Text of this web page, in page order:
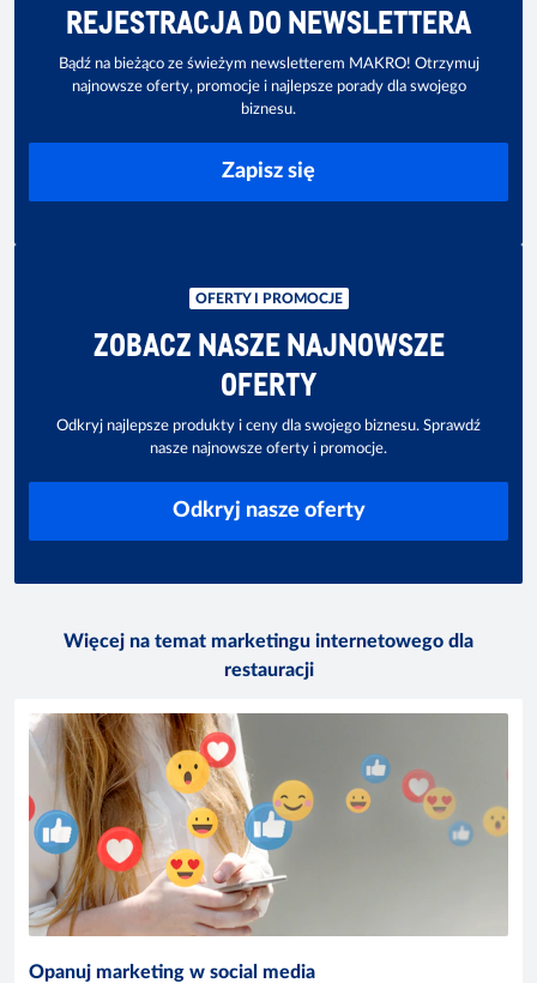
REJESTRACJA DO NEWSLETTERA
Bądź na bieżąco ze świeżym newsletterem MAKRO! Otrzymuj
najnowsze oferty, promocje i najlepsze porady dla swojego
biznesu.
Zapisz się
OFERTY I PROMOCJE
ZOBACZ NASZE NAJNOWSZE
OFERTY
Odkryj najlepsze produkty i ceny dla swojego biznesu. Sprawdź
nasze najnowsze oferty i promocje.
Odkryj nasze oferty
Więcej na temat marketingu internetowego dla
restauracji
Opanuj marketing w social media